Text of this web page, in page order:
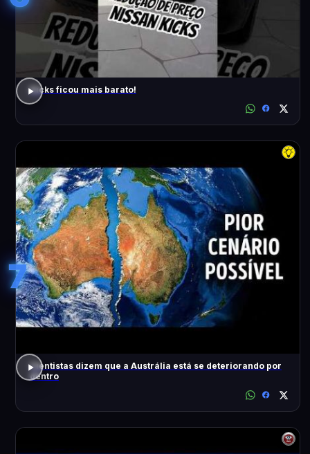
Kicks ficou mais barato!
7
Cientistas dizem que a Austrália está se deteriorando por
dentro